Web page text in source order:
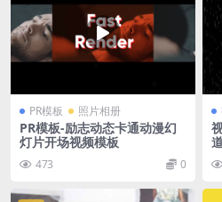
PR模板 照片相册
PR模板-励志动态卡通动漫幻
灯片开场视频模板
473 0